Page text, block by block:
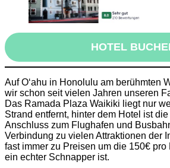
HOTEL
Auf O‘ahu in Honolulu am berühmten
wir schon seit vielen Jahren unseren
Das Ramada Plaza Waikiki liegt nur
Strand entfernt, hinter dem Hotel ist
Anschluss zum Flughafen und
Verbindung zu vielen Attraktionen der
fast immer zu Preisen um die 150€
ein echter Schnapper ist.